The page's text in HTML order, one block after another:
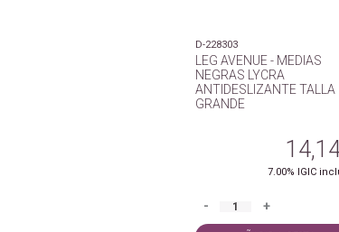
D-228303
LEG AVENUE - MEDIAS
NEGRAS LYCRA
ANTIDESLIZANTE TALLA
GRANDE
7.00% IGIC
- +